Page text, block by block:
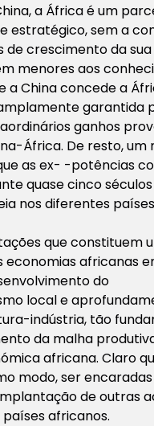
a África é um
estratégico, sem a
de crescimento da
menores aos
a China concede a
garantida
ganhos
África. De resto, um
as ex- -potências
quase cinco
nos diferentes
que constituem
economias africanas
do
local e
indústria, tão
da malha
africana. Claro
modo, ser
de outras
africanos.